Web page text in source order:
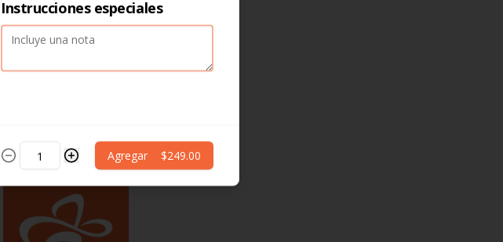
Instrucciones especiales
Agregar $249.00